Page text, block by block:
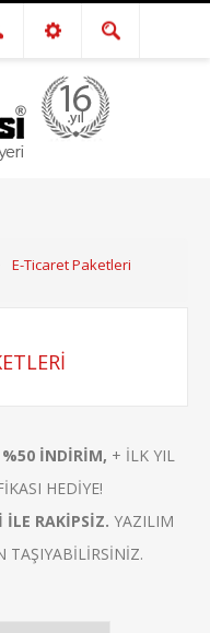
E-Ticaret Paketleri
%50 İNDİRİM, + İLK YIL
HEDİYE!
İLE RAKİPSİZ. YAZILIM
TAŞIYABİLİRSİNİZ.